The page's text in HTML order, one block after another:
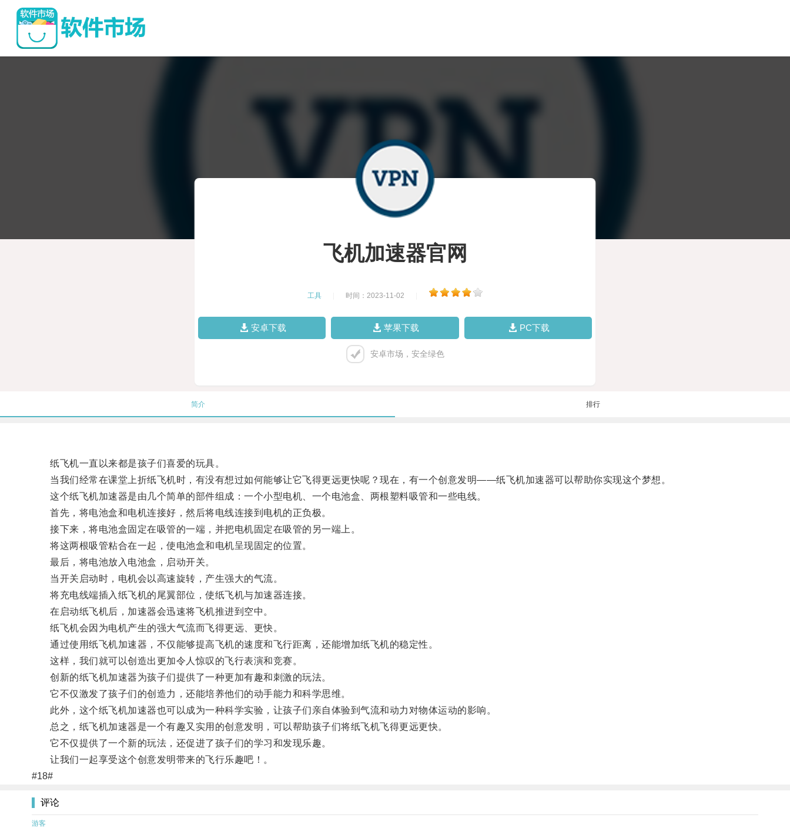
飞机加速器官网
工具 时间：2023-11-02
安卓下载 苹果下载 PC下载
安卓市场，安全绿色
简介 排行
纸飞机一直以来都是孩子们喜爱的玩具。
当我们经常在课堂上折纸飞机时，有没有想过如何能够让它飞得更远更快呢？现在，有一个创意发明——纸飞机加速器可以帮助你实现这个梦想。
这个纸飞机加速器是由几个简单的部件组成：一个小型电机、一个电池盒、两根塑料吸管和一些电线。
首先，将电池盒和电机连接好，然后将电线连接到电机的正负极。
接下来，将电池盒固定在吸管的一端，并把电机固定在吸管的另一端上。
将这两根吸管粘合在一起，使电池盒和电机呈现固定的位置。
最后，将电池放入电池盒，启动开关。
当开关启动时，电机会以高速旋转，产生强大的气流。
将充电线端插入纸飞机的尾翼部位，使纸飞机与加速器连接。
在启动纸飞机后，加速器会迅速将飞机推进到空中。
纸飞机会因为电机产生的强大气流而飞得更远、更快。
通过使用纸飞机加速器，不仅能够提高飞机的速度和飞行距离，还能增加纸飞机的稳定性。
这样，我们就可以创造出更加令人惊叹的飞行表演和竞赛。
创新的纸飞机加速器为孩子们提供了一种更加有趣和刺激的玩法。
它不仅激发了孩子们的创造力，还能培养他们的动手能力和科学思维。
此外，这个纸飞机加速器也可以成为一种科学实验，让孩子们亲自体验到气流和动力对物体运动的影响。
总之，纸飞机加速器是一个有趣又实用的创意发明，可以帮助孩子们将纸飞机飞得更远更快。
它不仅提供了一个新的玩法，还促进了孩子们的学习和发现乐趣。
让我们一起享受这个创意发明带来的飞行乐趣吧！。
#18#
评论
游客